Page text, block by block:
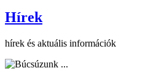
Hírek
hírek és aktuális információk